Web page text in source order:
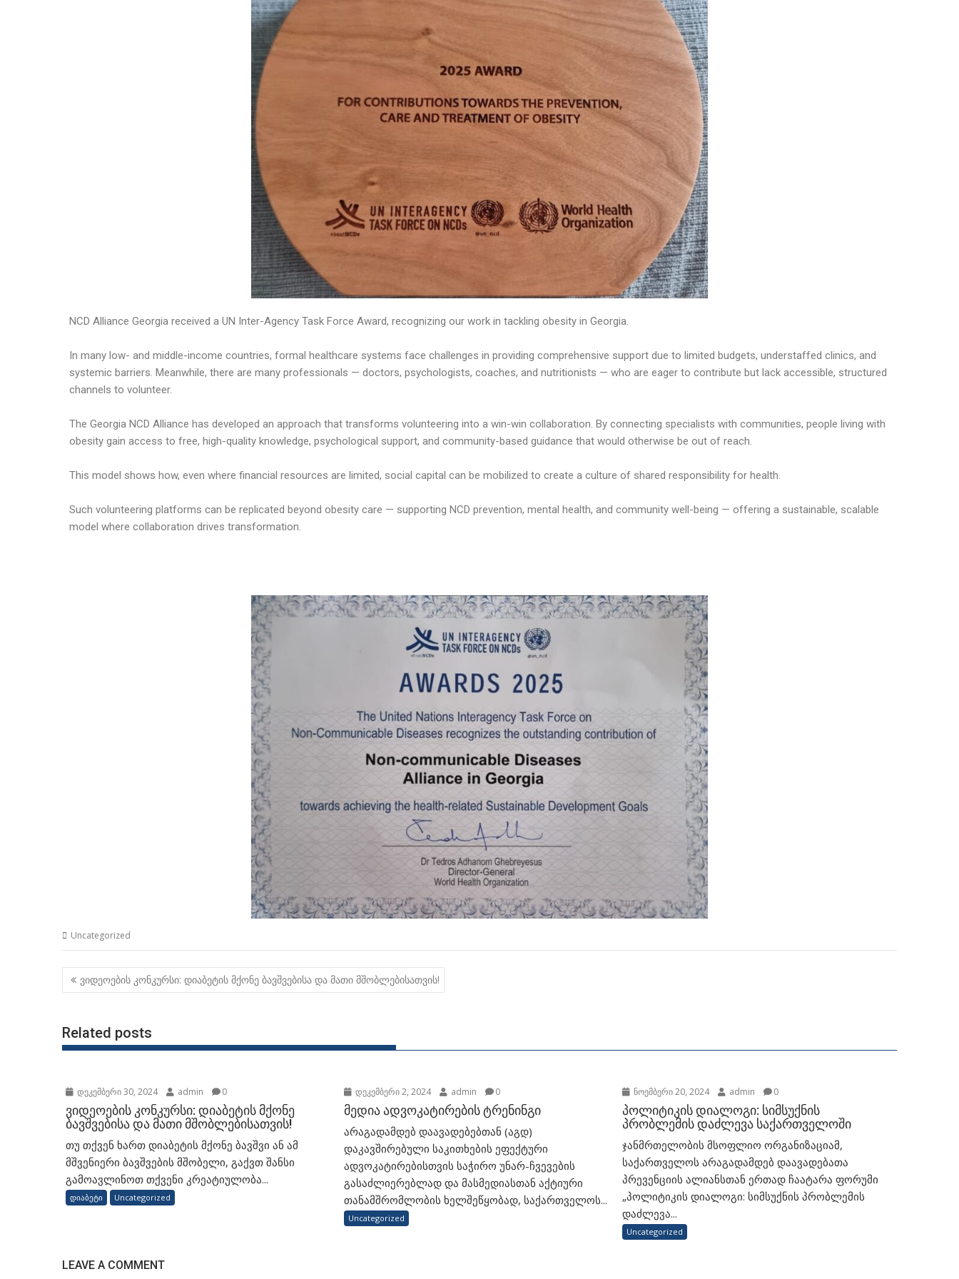
NCD Alliance Georgia received a UN Inter-Agency Task Force Award, recognizing our work in tackling obesity in Georgia.
In many low- and middle-income countries, formal healthcare systems face challenges in providing comprehensive support due to limited budgets, understaffed clinics, and
systemic barriers. Meanwhile, there are many professionals — doctors, psychologists, coaches, and nutritionists — who are eager to contribute but lack accessible, structured
channels to volunteer.
The Georgia NCD Alliance has developed an approach that transforms volunteering into a win-win collaboration. By connecting specialists with communities, people living with
obesity gain access to free, high-quality knowledge, psychological support, and community-based guidance that would otherwise be out of reach.
This model shows how, even where financial resources are limited, social capital can be mobilized to create a culture of shared responsibility for health.
Such volunteering platforms can be replicated beyond obesity care — supporting NCD prevention, mental health, and community well-being — offering a sustainable, scalable
model where collaboration drives transformation.
Uncategorized
ვიდეოების კონკურსი: დიაბეტის მქონე ბავშვებისა და მათი მშობლებისათვის!
Related posts
დეკემბერი 30, 2024 admin 0
ვიდეოების კონკურსი: დიაბეტის მქონე
ბავშვებისა და მათი მშობლებისათვის!
თუ თქვენ ხართ დიაბეტის მქონე ბავშვი ან ამ
მშვენიერი ბავშვების მშობელი, გაქვთ შანსი
გამოავლინოთ თქვენი კრეატიულობა...
დიაბეტი Uncategorized
დეკემბერი 2, 2024 admin 0
მედია ადვოკატირების ტრენინგი
არაგადამდებ დაავადებებთან (აგდ)
დაკავშირებული საკითხების ეფექტური
ადვოკატირებისთვის საჭირო უნარ-ჩვევების
გასაძლიერებლად და მასმედიასთან აქტიური
თანამშრომლობის ხელშეწყობად, საქართველოს...
Uncategorized
ნოემბერი 20, 2024 admin 0
პოლიტიკის დიალოგი: სიმსუქნის
პრობლემის დაძლევა საქართველოში
ჯანმრთელობის მსოფლიო ორგანიზაციამ,
საქართველოს არაგადამდებ დაავადებათა
პრევენციის ალიანსთან ერთად ჩაატარა ფორუმი
„პოლიტიკის დიალოგი: სიმსუქნის პრობლემის
დაძლევა...
Uncategorized
LEAVE A COMMENT